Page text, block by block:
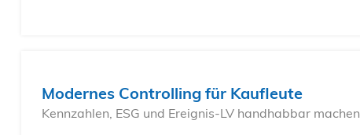
Modernes Controlling für Kaufleute
Kennzahlen, ESG und Ereignis-LV handhabbar machen